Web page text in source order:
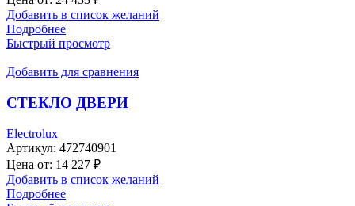
Добавить в список желаний
Подробнее
Быстрый просмотр
Добавить для сравнения
СТЕКЛО ДВЕРИ
Electrolux
Артикул: 472740901
Цена от: 14 227 ₽
Добавить в список желаний
Подробнее